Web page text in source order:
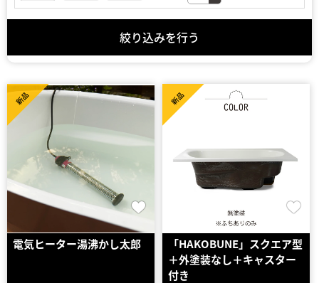
絞り込みを行う
電気ヒーター湯沸かし太郎
新品
「HAKOBUNE」スクエア型
＋外塗装なし＋キャスター
付き
新品